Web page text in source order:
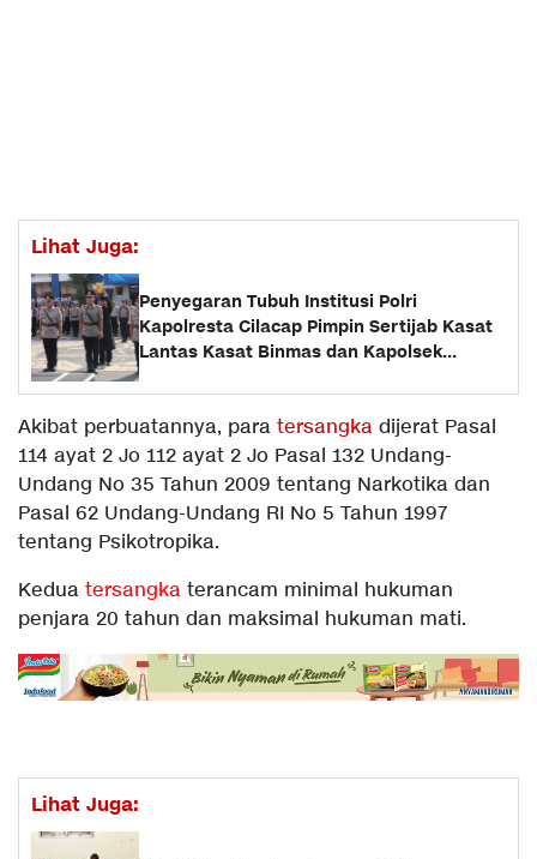
Lihat Juga:
Penyegaran Tubuh Institusi Polri
Kapolresta Cilacap Pimpin Sertijab Kasat
Lantas Kasat Binmas dan Kapolsek
Akibat perbuatannya, para tersangka dijerat Pasal
114 ayat 2 Jo 112 ayat 2 Jo Pasal 132 Undang-
Undang No 35 Tahun 2009 tentang Narkotika dan
Pasal 62 Undang-Undang RI No 5 Tahun 1997
tentang Psikotropika.
Kedua tersangka terancam minimal hukuman
penjara 20 tahun dan maksimal hukuman mati.
Lihat Juga: